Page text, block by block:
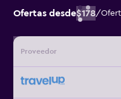
Ofertas desde$178/
Proveedor